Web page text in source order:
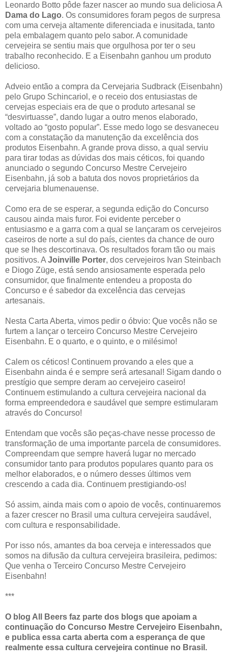
Leonardo Botto pôde fazer nascer ao mundo sua deliciosa A
Dama do Lago. Os consumidores foram pegos de surpresa
com uma cerveja altamente diferenciada e inusitada, tanto
pela embalagem quanto pelo sabor. A comunidade
cervejeira se sentiu mais que orgulhosa por ter o seu
trabalho reconhecido. E a Eisenbahn ganhou um produto
delicioso.
Adveio então a compra da Cervejaria Sudbrack (Eisenbahn)
pelo Grupo Schincariol, e o receio dos entusiastas de
cervejas especiais era de que o produto artesanal se
“desvirtuasse”, dando lugar a outro menos elaborado,
voltado ao “gosto popular”. Esse medo logo se desvaneceu
com a constatação da manutenção da excelência dos
produtos Eisenbahn. A grande prova disso, a qual serviu
para tirar todas as dúvidas dos mais céticos, foi quando
anunciado o segundo Concurso Mestre Cervejeiro
Eisenbahn, já sob a batuta dos novos proprietários da
cervejaria blumenauense.
Como era de se esperar, a segunda edição do Concurso
causou ainda mais furor. Foi evidente perceber o
entusiasmo e a garra com a qual se lançaram os cervejeiros
caseiros de norte a sul do país, cientes da chance de ouro
que se lhes descortinava. Os resultados foram tão ou mais
positivos. A Joinville Porter, dos cervejeiros Ivan Steinbach
e Diogo Züge, está sendo ansiosamente esperada pelo
consumidor, que finalmente entendeu a proposta do
Concurso e é sabedor da excelência das cervejas
artesanais.
Nesta Carta Aberta, vimos pedir o óbvio: Que vocês não se
furtem a lançar o terceiro Concurso Mestre Cervejeiro
Eisenbahn. E o quarto, e o quinto, e o milésimo!
Calem os céticos! Continuem provando a eles que a
Eisenbahn ainda é e sempre será artesanal! Sigam dando o
prestígio que sempre deram ao cervejeiro caseiro!
Continuem estimulando a cultura cervejeira nacional da
forma empreendedora e saudável que sempre estimularam
através do Concurso!
Entendam que vocês são peças-chave nesse processo de
transformação de uma importante parcela de consumidores.
Compreendam que sempre haverá lugar no mercado
consumidor tanto para produtos populares quanto para os
melhor elaborados, e o número desses últimos vem
crescendo a cada dia. Continuem prestigiando-os!
Só assim, ainda mais com o apoio de vocês, continuaremos
a fazer crescer no Brasil uma cultura cervejeira saudável,
com cultura e responsabilidade.
Por isso nós, amantes da boa cerveja e interessados que
somos na difusão da cultura cervejeira brasileira, pedimos:
Que venha o Terceiro Concurso Mestre Cervejeiro
Eisenbahn!
***
O blog All Beers faz parte dos blogs que apoiam a
continuação do Concurso Mestre Cervejeiro Eisenbahn,
e publica essa carta aberta com a esperança de que
realmente essa cultura cervejeira continue no Brasil.